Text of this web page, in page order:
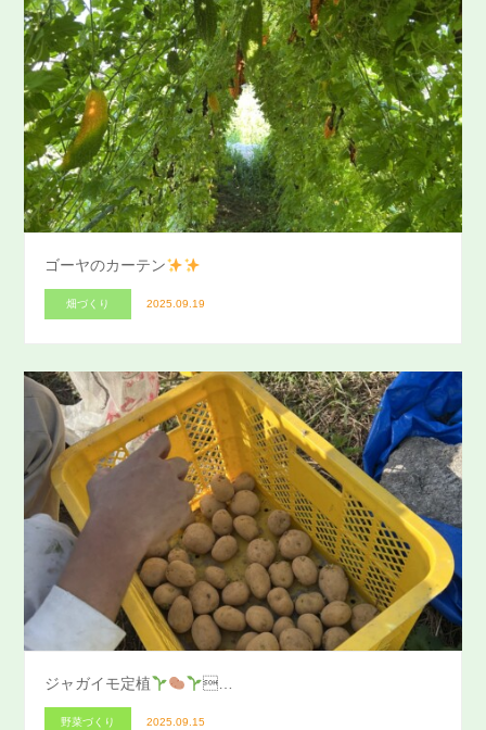
ゴーヤのカーテン
畑づくり 2025.09.19
ジャガイモ定植 …
野菜づくり 2025.09.15